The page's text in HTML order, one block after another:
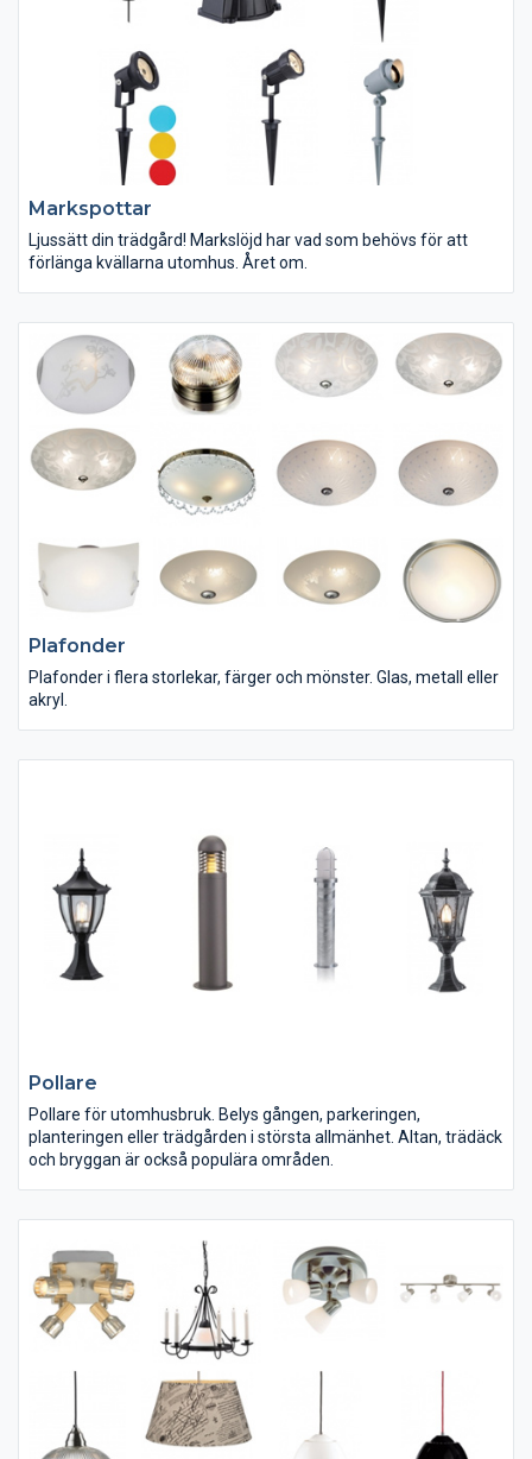
Markspottar
Ljussätt din trädgård! Markslöjd har vad som behövs för att
förlänga kvällarna utomhus. Året om.
Plafonder
Plafonder i flera storlekar, färger och mönster. Glas, metall eller
akryl.
Pollare
Pollare för utomhusbruk. Belys gången, parkeringen,
planteringen eller trädgården i största allmänhet. Altan, trädäck
och bryggan är också populära områden.